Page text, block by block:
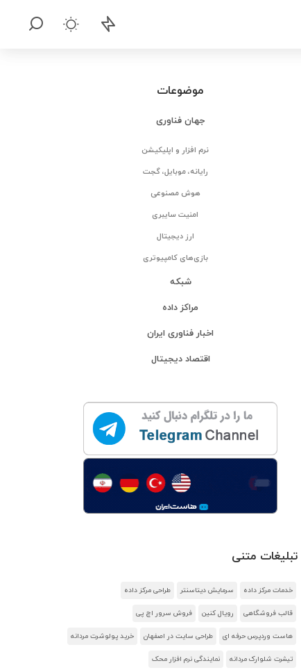
موضوعات
جهان فناوری
نرم افزار و اپلیکیشن
رایانه، موبایل، گجت
هوش مصنوعی
امنیت سایبری
ارز دیجیتال
بازی‌های کامپیوتری
شبکه
مراکز داده
اخبار فناوری ایران
اقتصاد دیجیتال
تبلیغات متنی
خدمات مرکز داده سرمایش دیتاسنتر طراحی مرکز داده
قالب فروشگاهی رویال کنین فروش سرور اچ پی
هاست وردپرس حرفه ای طراحی سایت در اصفهان خرید پولوشرت مردانه
تیشرت شلوارک مردانه نمایندگی نرم افزار محک